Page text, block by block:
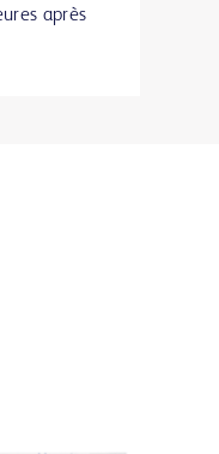
après